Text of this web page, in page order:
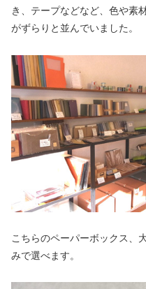
き、テープなどなど、色や素
がずらりと並んでいました。
こちらのペーパーボックス、
みで選べます。